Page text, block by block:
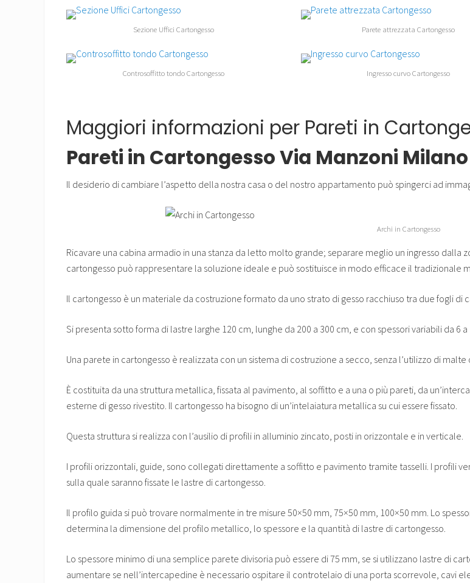
Sezione Uffici Cartongesso Parete attrezzata Cartongesso
Controsoffitto tondo Cartongesso Ingresso curvo Cartongesso
Maggiori informazioni per Pareti in
Pareti in Cartongesso Via Manzoni Milano
Il desiderio di cambiare l’aspetto della nostra casa o del nostro appartamento può spingerci ad
Archi in Cartongesso
Ricavare una cabina armadio in una stanza da letto molto grande; separare meglio un ingresso dalla
cartongesso può rappresentare la soluzione ideale e può sostituisce in modo efficace il tradizionale
Il cartongesso è un materiale da costruzione formato da uno strato di gesso racchiuso tra due fogli di
Si presenta sotto forma di lastre larghe 120 cm, lunghe da 200 a 300 cm, e con spessori variabili da 6
Una parete in cartongesso è realizzata con un sistema di costruzione a secco, senza l’utilizzo di
È costituita da una struttura metallica, fissata al pavimento, al soffitto e a una o più pareti, da
esterne di gesso rivestito. Il cartongesso ha bisogno di un’intelaiatura metallica su cui essere fissato.
Questa struttura si realizza con l’ausilio di profili in alluminio zincato, posti in orizzontale e in verticale.
I profili orizzontali, guide, sono collegati direttamente a soffitto e pavimento tramite tasselli. I profili
sulla quale saranno fissate le lastre di cartongesso.
Il profilo guida si può trovare normalmente in tre misure 50×50 mm, 75×50 mm, 100×50 mm. Lo
determina la dimensione del profilo metallico, lo spessore e la quantità di lastre di cartongesso.
Lo spessore minimo di una semplice parete divisoria può essere di 75 mm, se si utilizzano lastre di
aumentare se nell’intercapedine è necessario ospitare il controtelaio di una porta scorrevole, cavi